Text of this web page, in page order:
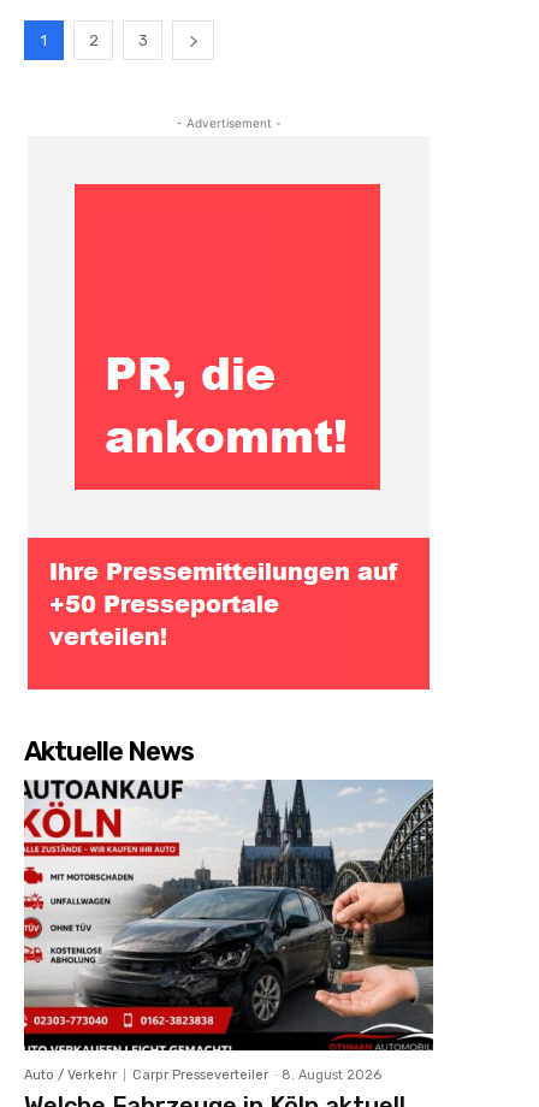
1 2 3
- Advertisement -
Aktuelle News
Auto / Verkehr Carpr Presseverteiler - 8. August 2026